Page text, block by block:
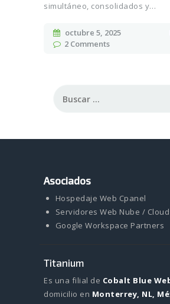
simultáneo, consolidados y…
octubre 5, 2025
2 Comments
Asociados
Hospedaje Web Cpanel
Servidores Web Nube / Cloud
Google Workspace Partners
Titanium
Es una filial de Cobalt Blue
domicilio en Monterrey, NL,